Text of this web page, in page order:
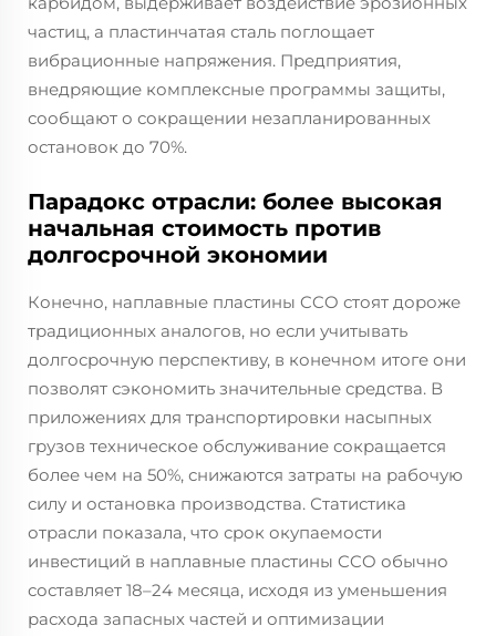
частиц, а пластинчатая сталь поглощает
вибрационные напряжения. Предприятия,
внедряющие комплексные программы защиты,
сообщают о сокращении незапланированных
остановок до 70%.
Парадокс отрасли: более высокая
начальная стоимость против
долгосрочной экономии
Конечно, наплавные пластины CCO стоят дороже
традиционных аналогов, но если учитывать
долгосрочную перспективу, в конечном итоге они
позволят сэкономить значительные средства. В
приложениях для транспортировки насыпных
грузов техническое обслуживание сокращается
более чем на 50%, снижаются затраты на рабочую
силу и остановка производства. Статистика
отрасли показала, что срок окупаемости
инвестиций в наплавные пластины CCO обычно
составляет 18–24 месяца, исходя из уменьшения
расхода запасных частей и оптимизации